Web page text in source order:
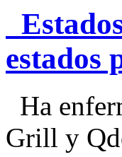
estados
Ha
Grill y